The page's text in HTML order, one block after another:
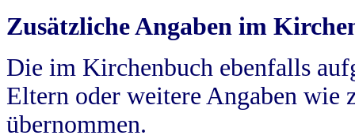
Zusätzliche Angaben im
Die im Kirchenbuch ebenfalls
Eltern oder weitere Angaben wie
übernommen.